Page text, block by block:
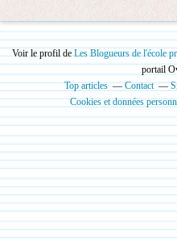
Voir le profil deLes Blogueurs de l'école
portail
Top articles
Contact
Cookies et données